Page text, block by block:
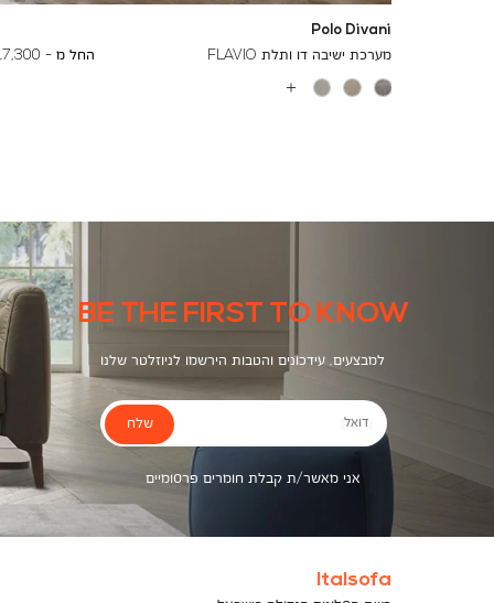
Polo Divani
מערכת ישיבה דו ותלת FLAVIO
החל מ - ₪ To
29,000 ₪
BE THE FIRST TO KNOW
למבצעים, עידכונים והטבות הירשמו לניוזלטר שלנו
דואל
אני מאשר/ת קבלת חומרים פרסומיים
שלח
Italsofa